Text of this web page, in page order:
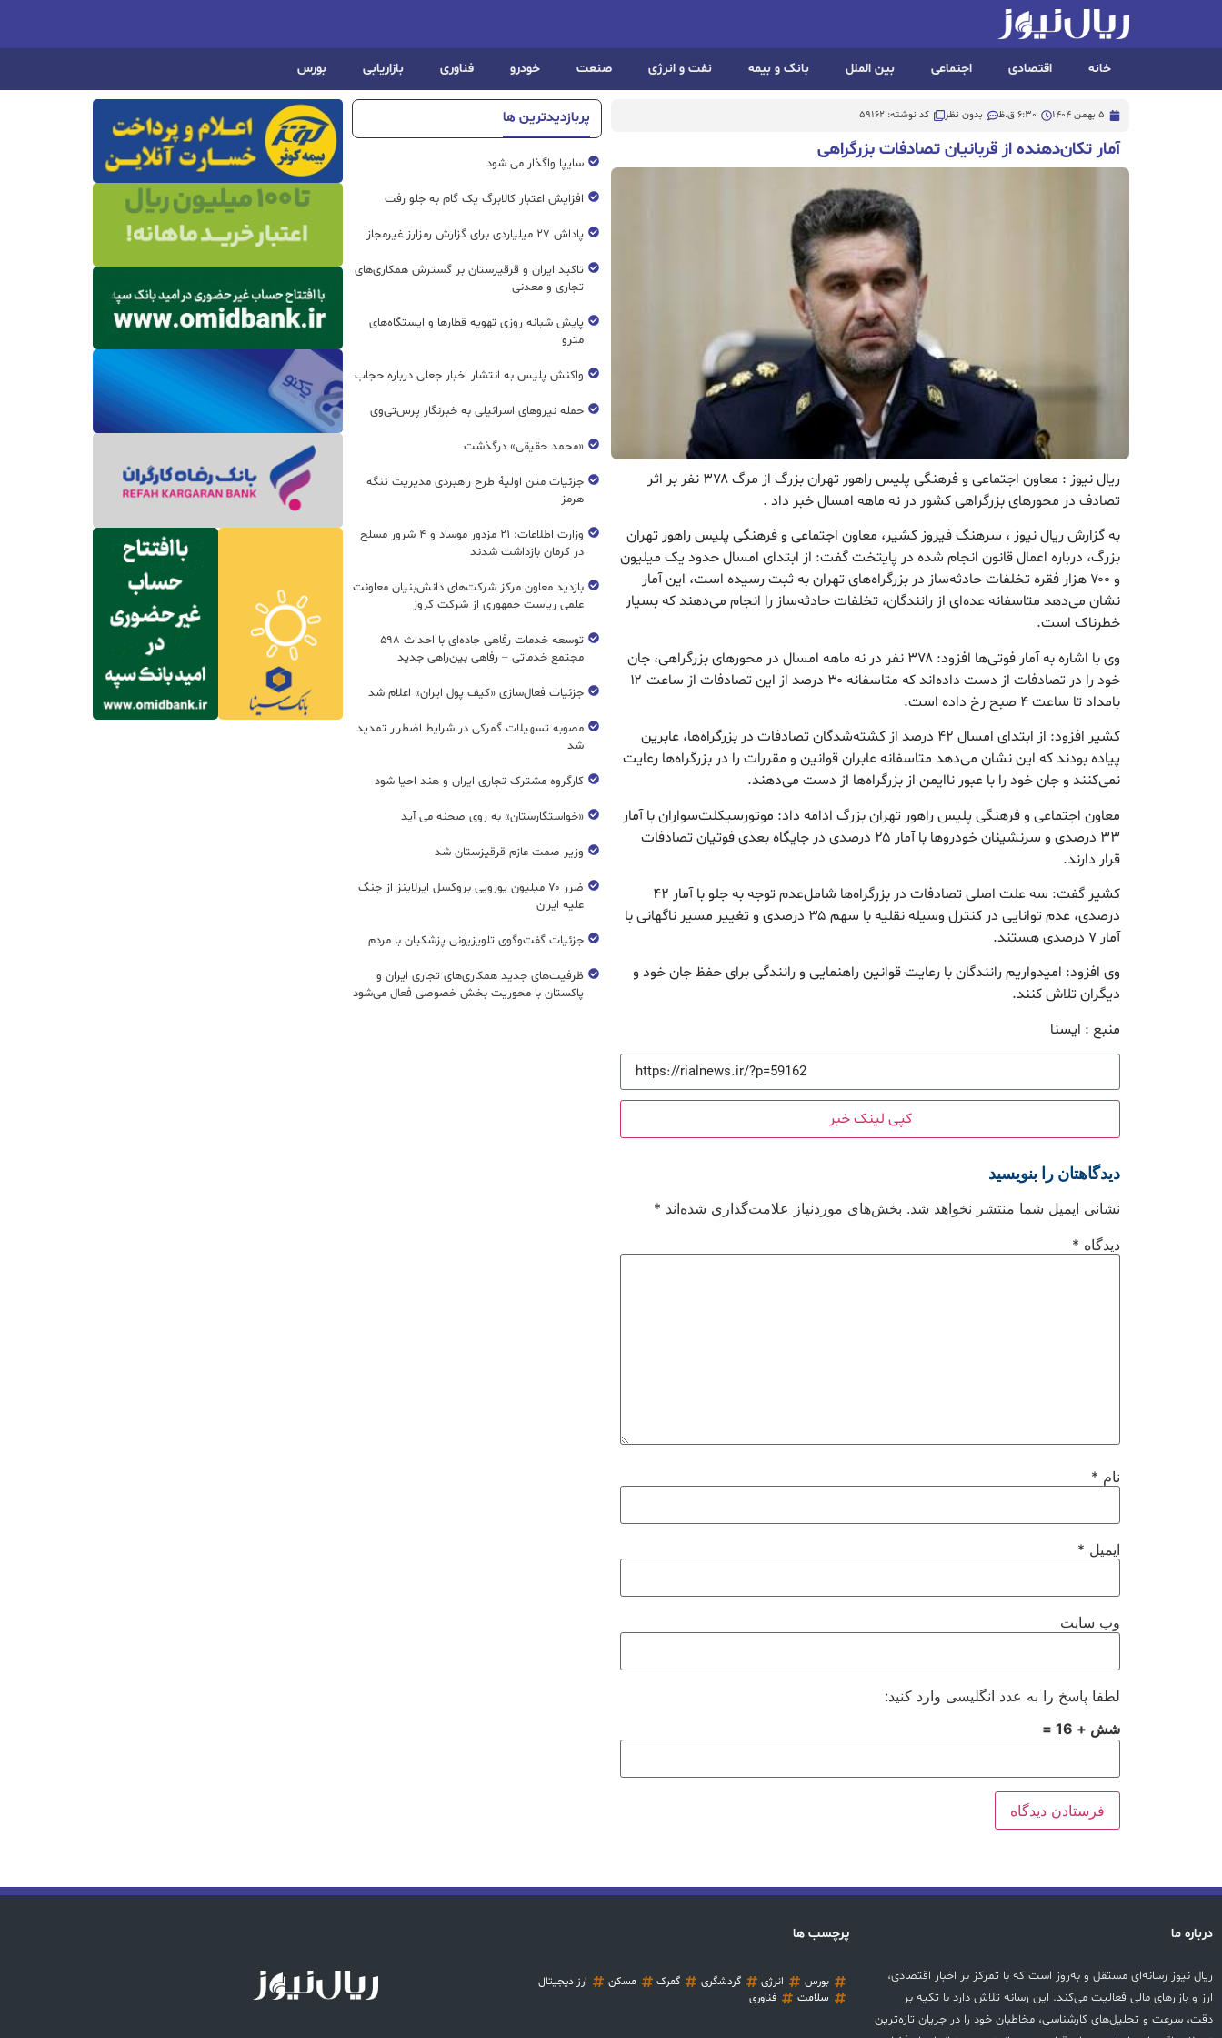
خانه اقتصادی اجتماعی بین الملل بانک و بیمه نفت و انرژی صنعت خودرو فناوری بازاریابی بورس
5 بهمن 1404 6:30 ق.ظ بدون نظر کد نوشته: 59162
آمار تکان‌دهنده از قربانیان تصادفات بزرگراهی
ریال نیوز : معاون اجتماعی و فرهنگی پلیس راهور تهران بزرگ از مرگ ۳۷۸ نفر بر اثر
تصادف در محورهای بزرگراهی کشور در نه ماهه امسال خبر داد .
به گزارش ریال نیوز ، سرهنگ فیروز کشیر، معاون اجتماعی و فرهنگی پلیس راهور تهران
بزرگ، درباره اعمال قانون انجام شده در پایتخت گفت: از ابتدای امسال حدود یک میلیون
و ۷۰۰ هزار فقره تخلفات حادثه‌ساز در بزرگراه‌های تهران به ثبت رسیده است، این آمار
نشان می‌دهد متاسفانه عده‌ای از رانندگان، تخلفات حادثه‌ساز را انجام می‌دهند که بسیار
خطرناک است.
وی با اشاره به آمار فوتی‌ها افزود: ۳۷۸ نفر در نه ماهه امسال در محورهای بزرگراهی، جان
خود را در تصادفات از دست داده‌اند که متاسفانه ۳۰ درصد از این تصادفات از ساعت ۱۲
بامداد تا ساعت ۴ صبح رخ داده است.
کشیر افزود: از ابتدای امسال ۴۲ درصد از کشته‌شدگان تصادفات در بزرگراه‌ها، عابرین
پیاده بودند که این نشان می‌دهد متاسفانه عابران قوانین و مقررات را در بزرگراه‌ها رعایت
نمی‌کنند و جان خود را با عبور ناایمن از بزرگراه‌ها از دست می‌دهند.
معاون اجتماعی و فرهنگی پلیس راهور تهران بزرگ ادامه داد: موتورسیکلت‌سواران با آمار
۳۳ درصدی و سرنشینان خودروها با آمار ۲۵ درصدی در جایگاه بعدی فوتیان تصادفات
قرار دارند.
کشیر گفت: سه علت اصلی تصادفات در بزرگراه‌ها شامل‌عدم توجه به جلو با آمار ۴۲
درصدی، عدم توانایی در کنترل وسیله نقلیه با سهم ۳۵ درصدی و تغییر مسیر ناگهانی با
آمار ۷ درصدی هستند.
وی افزود: امیدواریم رانندگان با رعایت قوانین راهنمایی و رانندگی برای حفظ جان خود و
دیگران تلاش کنند.
منبع : ایسنا
کپی لینک خبر
دیدگاهتان را بنویسید
نشانی ایمیل شما منتشر نخواهد شد. بخش‌های موردنیاز علامت‌گذاری شده‌اند *
دیدگاه *
نام *
ایمیل *
وب‌ سایت
لطفا پاسخ را به عدد انگلیسی وارد کنید:
شش + 16 =
پربازدیدترین ها
سایپا واگذار می شود
افزایش اعتبار کالابرگ یک گام به جلو رفت
پاداش ۲۷ میلیاردی برای گزارش رمزارز غیرمجاز
تاکید ایران و قرقیزستان بر گسترش همکاری‌های
تجاری و معدنی
پایش شبانه روزی تهویه قطار‌ها و ایستگاه‌های
مترو
واکنش پلیس به انتشار اخبار جعلی درباره حجاب
حمله نیروهای اسرائیلی به خبرنگار پرس‌تی‌وی
«محمد حقیقی» درگذشت
جزئیات متن اولیۀ طرح راهبردی مدیریت تنگه
هرمز
وزارت اطلاعات: ۲۱ مزدور موساد و ۴ شرور مسلح
در کرمان بازداشت شدند
بازدید معاون مرکز شرکت‌های دانش‌بنیان معاونت
علمی ریاست جمهوری از شرکت کروز
توسعه خدمات رفاهی جاده‌ای با احداث ۵۹۸
مجتمع خدماتی – رفاهی بین‌راهی جدید
جزئیات فعال‌سازی «کیف پول ایران» اعلام شد
مصوبه تسهیلات گمرکی در شرایط اضطرار تمدید
شد
کارگروه مشترک تجاری ایران و هند احیا شود
«خواستگارستان» به روی صحنه می آید
وزیر صمت عازم قرقیزستان شد
ضرر ۷۰ میلیون یورویی بروکسل ایرلاینز از جنگ
علیه ایران
جزئیات گفت‌وگوی تلویزیونی پزشکیان با مردم
ظرفیت‌های جدید همکاری‌های تجاری ایران و
پاکستان با محوریت بخش خصوصی فعال می‌شود
درباره ما
ریال نیوز رسانه‌ای مستقل و به‌روز است که با تمرکز بر اخبار اقتصادی،
ارز و بازارهای مالی فعالیت می‌کند. این رسانه تلاش دارد با تکیه بر
دقت، سرعت و تحلیل‌های کارشناسی، مخاطبان خود را در جریان تازه‌ترین
پرچسب ها
بورس انرژی گردشگری گمرک مسکن
ارز دیجیتال
سلامت
فناوری